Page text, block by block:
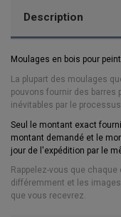
Description
Moulages en bois pour
La plupart des moulages
pouvons fournir des barres
inévitables par le
Seul le montant exact
montant demandé et le
jour de l'expédition par le
Rappelez-vous que
différemment et les
que vous recevrez.